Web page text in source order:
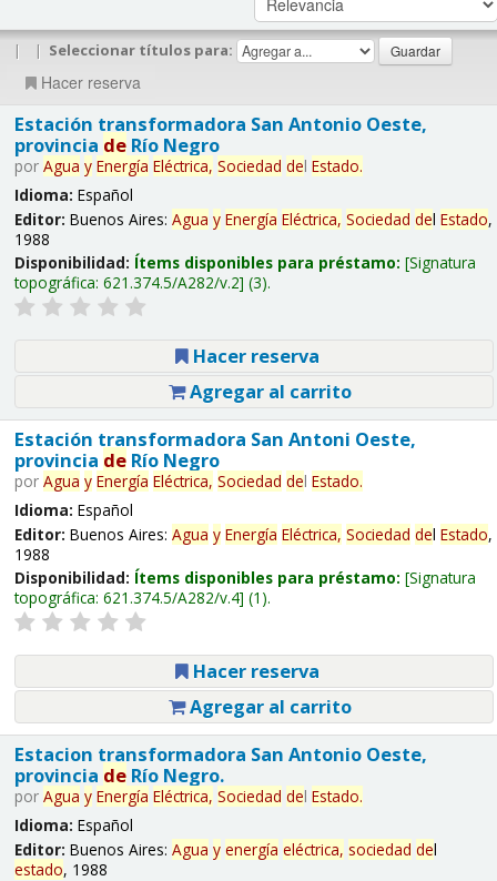
| | Seleccionar títulos para:
Hacer reserva
Estación transformadora San Antonio Oeste,
provincia deRío Negro
por Agua y Energía Eléctrica, Sociedad del Estado.
Idioma: Español
Editor: Buenos Aires: Agua y Energía Eléctrica, Sociedad del Estado,
1988
Disponibilidad: Ítems disponibles para préstamo: Signatura
topográfica: 621.374.5/A282/v.2 (3).
Hacer reserva
Agregar al carrito
Estación transformadora San Antoni Oeste,
provincia deRío Negro
por Agua y Energía Eléctrica, Sociedad del Estado.
Idioma: Español
Editor: Buenos Aires: Agua y Energía Eléctrica, Sociedad del Estado,
1988
Disponibilidad: Ítems disponibles para préstamo: Signatura
topográfica: 621.374.5/A282/v.4 (1).
Hacer reserva
Agregar al carrito
Estacion transformadora San Antonio Oeste,
provincia deRío Negro.
por Agua y Energía Eléctrica, Sociedad del Estado.
Idioma: Español
Editor: Buenos Aires: Agua y energía eléctrica, sociedad del
estado, 1988